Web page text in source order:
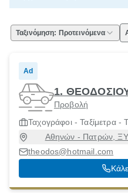
Ταξινόμηση: Προτεινόμενα
Ad
1.
Προβολή
Ταχογράφοι - Ταξίμετρα -
Αθηνών - Πατρών,
theodos@hotmail.com